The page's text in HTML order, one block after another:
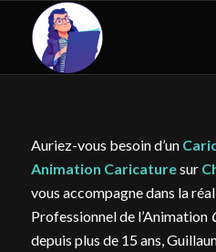
Auriez-vous besoin d’un
Animation Caricaturesur
vous accompagne dans la
Professionnel de l’Animation
depuis plus de 15 ans,